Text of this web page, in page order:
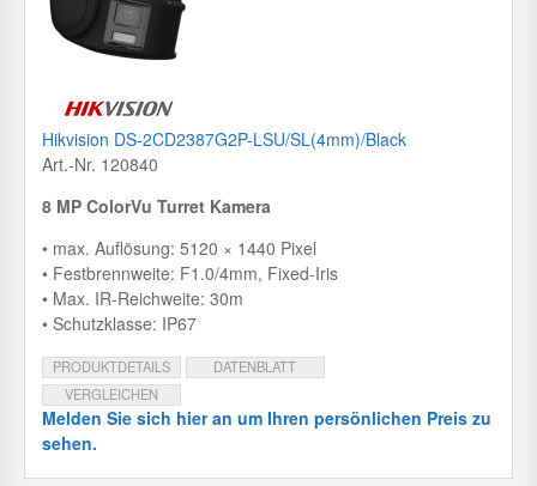
Hikvision DS-2CD2387G2P-LSU/SL(4mm)/Black
Art.-Nr. 120840
8 MP ColorVu Turret Kamera
• max. Auflösung: 5120 × 1440 Pixel
• Festbrennweite: F1.0/4mm, Fixed-Iris
• Max. IR-Reichweite: 30m
• Schutzklasse: IP67
PRODUKTDETAILS
DATENBLATT
VERGLEICHEN
Melden Sie sich hier an um Ihren persönlichen Preis zu
sehen.